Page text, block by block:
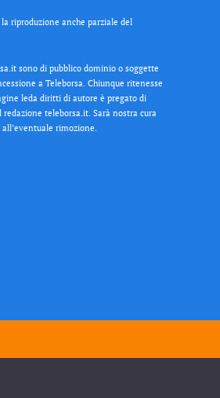
riproduzione anche parziale del
sono di pubblico dominio o soggette
a Teleborsa. Chiunque ritenesse
leda diritti di autore è pregato di
teleborsa.it. Sarà nostra cura
rimozione.